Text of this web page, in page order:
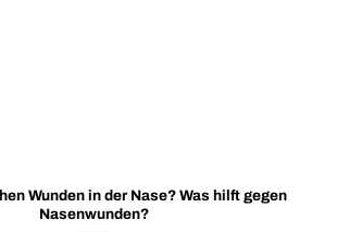
Wunden in der Nase? Was hilft gegen
Nasenwunden?